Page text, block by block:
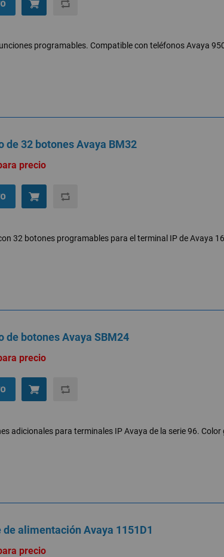
programables. Compatible con teléfonos Avaya
de 32 botones Avaya BM32
precio
32 botones programables para el terminal IP de Avaya
de botones Avaya SBM24
precio
adicionales para terminales IP Avaya de la serie 96. Color
de alimentación Avaya 1151D1
precio